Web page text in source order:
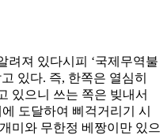
려져 있다시피 ‘국제무역불
있다. 즉, 한쪽은 열심히
있으니 쓰는 쪽은 빚내서
도달하여 삐걱거리기 시
미와 무한정 베짱이만 있으